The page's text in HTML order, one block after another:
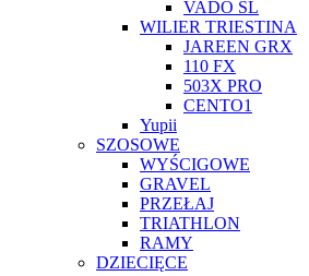
VADO SL
WILIER TRIESTINA
JAREEN GRX
110 FX
503X PRO
CENTO1
Yupii
SZOSOWE
WYŚCIGOWE
GRAVEL
PRZEŁAJ
TRIATHLON
RAMY
DZIECIĘCE